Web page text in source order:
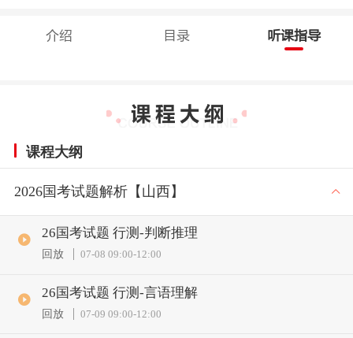
介绍 目录 听课指导
课程大纲
2026国考试题解析【山西】
26国考试题 行测-判断推理
回放 07-08 09:00-12:00
26国考试题 行测-言语理解
回放 07-09 09:00-12:00